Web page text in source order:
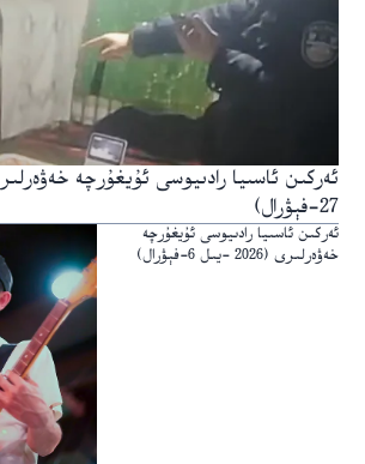
27-فېۋرال)
ئەركىن ئاسىيا رادىيوسى ئۇيغۇرچە
خەۋەرلىرى (2026 -يىل 6-فېۋرال)